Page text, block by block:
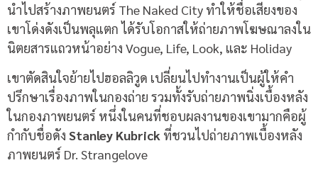
นำไปสร้างภาพยนตร์ The Naked City ทำให้ชื่อเสียงของ
เขาโด่งดังเป็นพลุแตก ได้รับโอกาสให้ถ่ายภาพโฆษณาลงใน
นิตยสารแถวหน้าอย่าง Vogue, Life, Look, และ Holiday
เขาตัดสินใจย้ายไปฮอลลิวูด เปลี่ยนไปทำงานเป็นผู้ให้คำ
ปรึกษาเรื่องภาพในกองถ่าย รวมทั้งรับถ่ายภาพนิ่งเบื้องหลัง
ในกองภาพยนตร์ หนึ่งในคนที่ชอบผลงานของเขามากคือผู้
กำกับชื่อดัง Stanley Kubrick ที่ชวนไปถ่ายภาพเบื้องหลัง
ภาพยนตร์ Dr. Strangelove